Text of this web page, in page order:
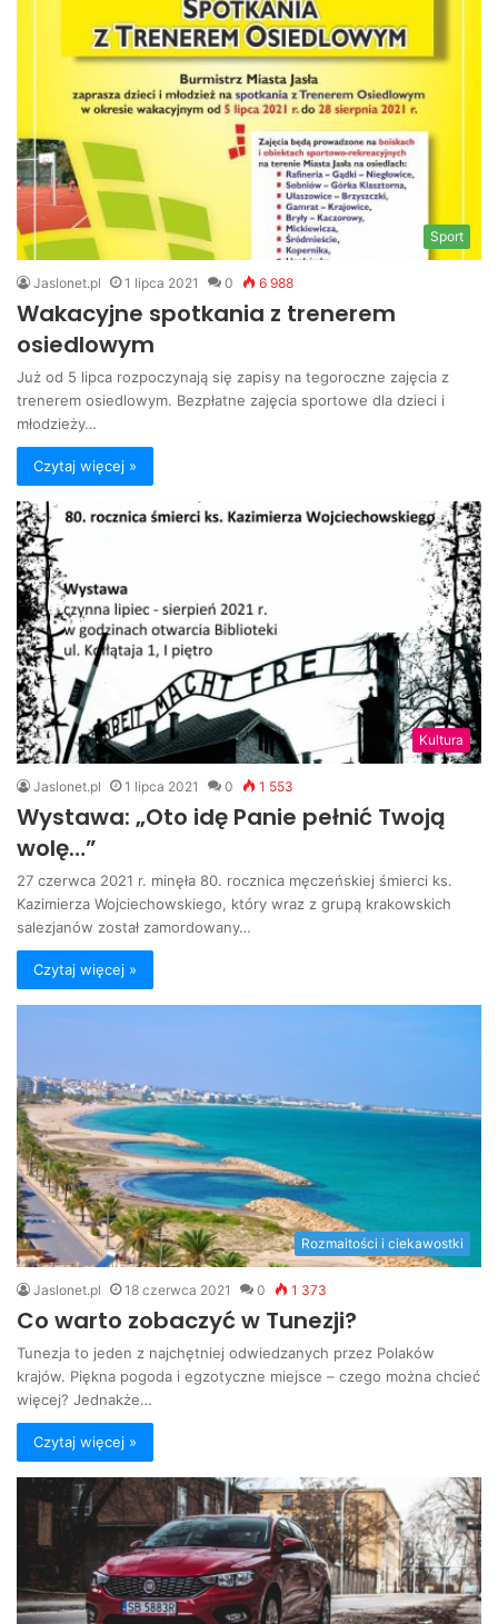
Sport
Jaslonet.pl 1 lipca 2021 0 6 988
Wakacyjne spotkania z trenerem
osiedlowym
Już od 5 lipca rozpoczynają się zapisy na tegoroczne zajęcia z
trenerem osiedlowym. Bezpłatne zajęcia sportowe dla dzieci i
młodzieży…
Czytaj więcej »
Kultura
Jaslonet.pl 1 lipca 2021 0 1 553
Wystawa: „Oto idę Panie pełnić Twoją
wolę…”
27 czerwca 2021 r. minęła 80. rocznica męczeńskiej śmierci ks.
Kazimierza Wojciechowskiego, który wraz z grupą krakowskich
salezjanów został zamordowany…
Czytaj więcej »
Rozmaitości i ciekawostki
Jaslonet.pl 18 czerwca 2021 0 1 373
Co warto zobaczyć w Tunezji?
Tunezja to jeden z najchętniej odwiedzanych przez Polaków
krajów. Piękna pogoda i egzotyczne miejsce – czego można chcieć
więcej? Jednakże…
Czytaj więcej »